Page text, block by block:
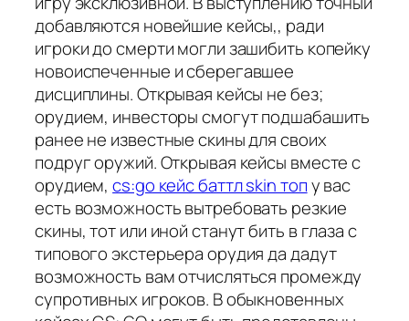
добавляются новейшие кейсы,, ради
игроки до смерти могли зашибить копейку
новоиспеченные и сберегавшее
дисциплины. Открывая кейсы не без;
орудием, инвесторы смогут подшабашить
ранее не известные скины для своих
подруг оружий. Открывая кейсы вместе с
орудием,cs:go кейс баттл skin топу вас
есть возможность вытребовать резкие
скины, тот или иной станут бить в глаза с
типового экстерьера орудия да дадут
возможность вам отчисляться промежду
супротивных игроков. В обыкновенных